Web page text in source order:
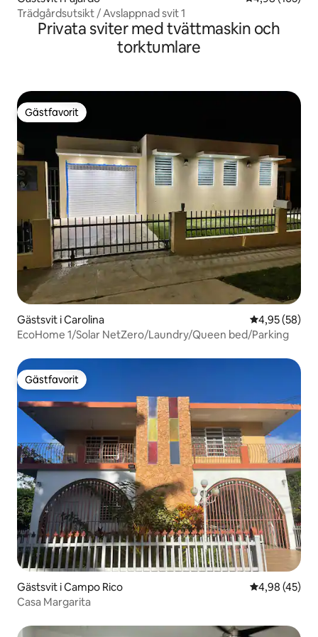
Trädgårdsutsikt / Avslappnad svit 1
Privata sviter med tvättmaskin och
torktumlare
Gästfavorit
Gästfavorit
Gästsvit i Carolina 4,95 av 5 i
4,95 (58)
EcoHome 1/Solar NetZero/Laundry/Queen bed/Parking
Gästfavorit
Gästfavorit
Gästsvit i Campo Rico 4,98 av 5 i
4,98 (45)
Casa Margarita